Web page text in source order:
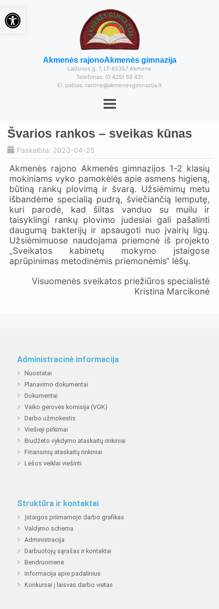
Akmenės rajonoAkmenės gimnazija
Laižuvos g. 7, LT-85357 Akmenė
Telefonas: (0 425) 59 431
El. paštas: rastine@akmenesgimnazija.lt
Švarios rankos – sveikas kūnas
Paskelbta: 2023-04-25
Akmenės rajono Akmenės gimnazijos 1-2 klasių
mokiniams vyko pamokėlės apie asmens higieną,
būtiną rankų plovimą ir švarą. Užsiėmimų metu
išbandėme specialią pudrą, šviečiančią lemputę,
kuri parodė, kad šiltas vanduo su muilu ir
taisyklingi rankų plovimo judesiai gali pašalinti
daugumą bakterijų ir apsaugoti nuo įvairių ligų.
Užsiėmimuose naudojama priemonė iš projekto
„Sveikatos kabinetų mokymo įstaigose
aprūpinimas metodinėmis priemonėmis“ lėšų.
Visuomenės sveikatos priežiūros specialistė
Kristina Marcikonė
Administracinė informacija
Nuostatai
Planavimo dokumentai
Dokumentai
Vaiko gerovės komisija (VGK)
Darbo užmokestis
Viešieji pirkimai
Biudžeto vykdymo ataskaitų rinkiniai
Finansinių ataskaitų rinkiniai
Lėšos veiklai viešinti
Struktūra ir kontaktai
Įstaigos priimamojo darbo grafikas
Valdymo schema
Administracija
Darbuotojų sąrašas ir kontaktai
Bendruomenė
Informacija apie padalinius
Konkursai į laisvas darbo vietas
Open toolbar